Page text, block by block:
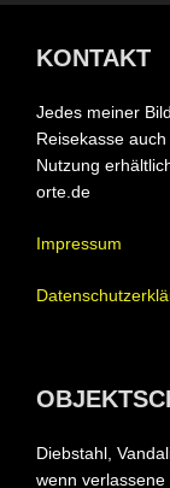
KONTAKT
Jedes meiner
Reisekasse
Nutzung
orte.de
Impressum
Diebstahl,
wenn verlassene